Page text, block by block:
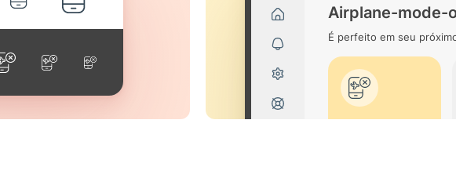
Airplane-mode-
É perfeito em seu